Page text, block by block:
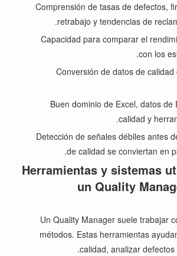
Comprensión de tasas de defectos,
retrabajo y tendencias de
Capacidad para comparar el
con los
Conversión de datos de
Buen dominio de Excel, datos de
calidad y
Detección de señales débiles antes
de calidad se conviertan en
Herramientas y sistemas
un Quality
Un Quality Manager suele trabajar
métodos. Estas herramientas
calidad, analizar defectos